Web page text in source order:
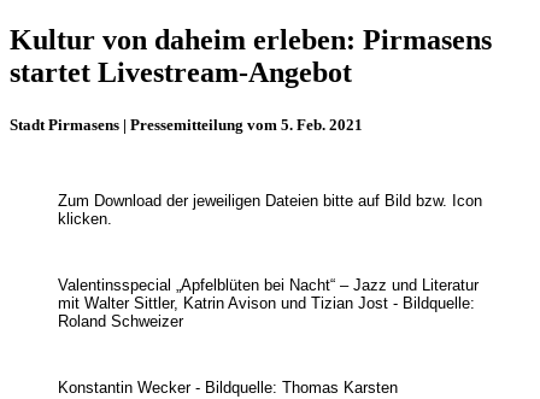
Kultur von daheim erleben: Pirmasens
startet Livestream-Angebot
Stadt Pirmasens | Pressemitteilung vom 5. Feb. 2021
Zum Download der jeweiligen Dateien bitte auf Bild bzw. Icon
klicken.
Valentinsspecial „Apfelblüten bei Nacht“ – Jazz und Literatur
mit Walter Sittler, Katrin Avison und Tizian Jost - Bildquelle:
Roland Schweizer
Konstantin Wecker - Bildquelle: Thomas Karsten